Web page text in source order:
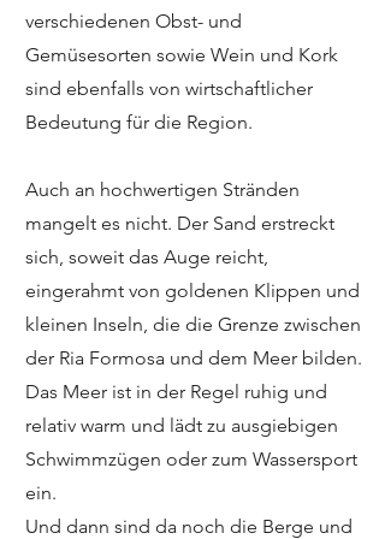
verschiedenen Obst- und
Gemüsesorten sowie Wein und Kork
sind ebenfalls von wirtschaftlicher
Bedeutung für die Region.
Auch an hochwertigen Stränden
mangelt es nicht. Der Sand erstreckt
sich, soweit das Auge reicht,
eingerahmt von goldenen Klippen und
kleinen Inseln, die die Grenze zwischen
der Ria Formosa und dem Meer bilden.
Das Meer ist in der Regel ruhig und
relativ warm und lädt zu ausgiebigen
Schwimmzügen oder zum Wassersport
ein.
Und dann sind da noch die Berge und